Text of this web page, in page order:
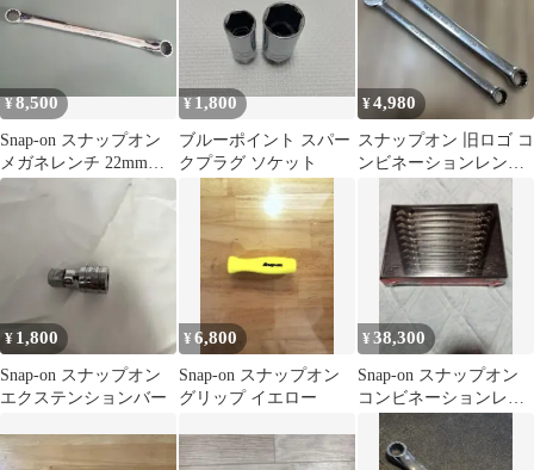
¥8,500
Snap-on スナップオン
メガネレンチ 22mm
24mm XBM2224A
¥1,800
ブルーポイント スパー
クプラグ ソケット
¥4,980
スナップオン 旧ロゴ コ
ンビネーションレンチ
10mm 12mm 2本セット
¥ 1,800
Snap-on スナップオン
エクステンションバー
¥6,800
Snap-on スナップオン
グリップ イエロー
¥38,300
Snap-on スナップオン
コンビネーションレン
チセット SOEXM710